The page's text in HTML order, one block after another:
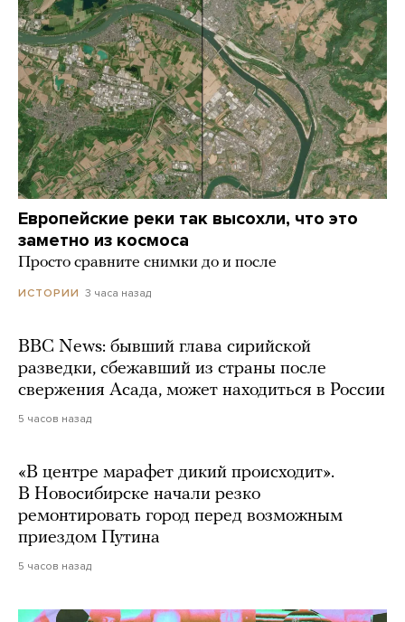
Европейские реки так высохли, что это
заметно из космоса
Просто сравните снимки до и после
ИСТОРИИ 3 часа назад
BBC News: бывший глава сирийской
разведки, сбежавший из страны после
свержения Асада, может находиться в России
5 часов назад
«В центре марафет дикий происходит».
В Новосибирске начали резко
ремонтировать город перед возможным
приездом Путина
5 часов назад